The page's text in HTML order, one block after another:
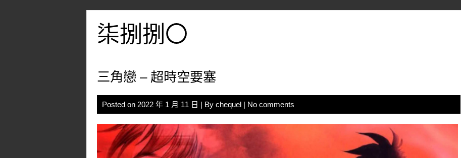
柒捌捌〇
三角戀 – 超時空要塞
Posted on 2022 年 1 月 11 日 | By chequel | No comments